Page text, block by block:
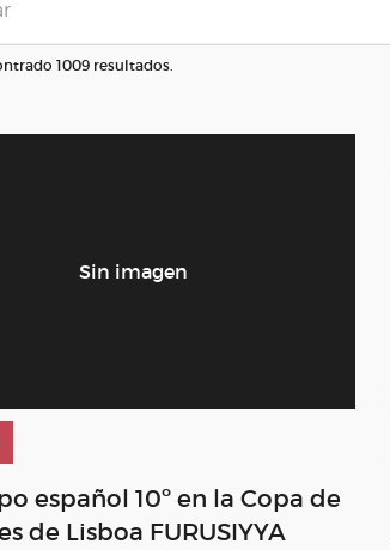
1009 resultados.
español 10º en la Copa de
de Lisboa FURUSIYYA